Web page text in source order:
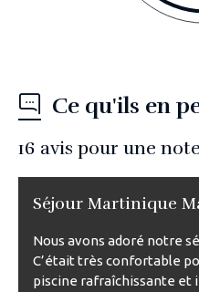
Ce qu'ils en
16 avis pour une
Séjour Martinique
Nous avons adoré notre
C’était très confortable
piscine rafraîchissante et